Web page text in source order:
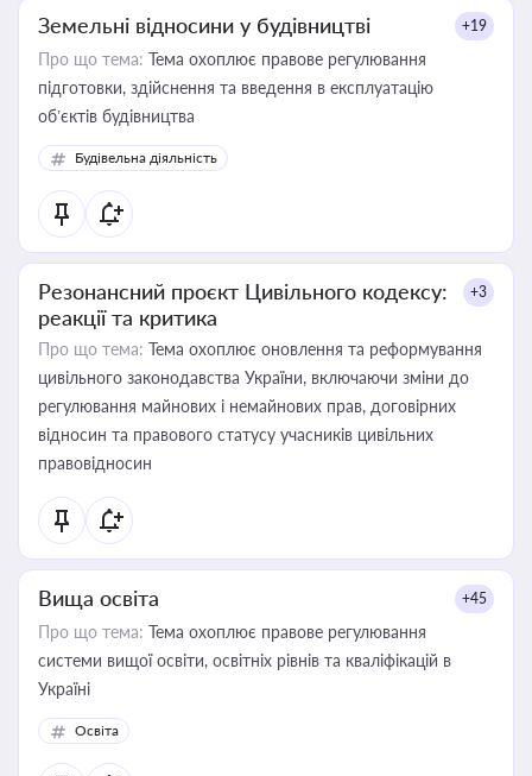
Земельні відносини у будівництві +19
Про що тема: Тема охоплює правове регулювання
підготовки, здійснення та введення в експлуатацію
об’єктів будівництва
Будівельна діяльність
Резонансний проєкт Цивільного кодексу:
реакції та критика
+3
Про що тема: Тема охоплює оновлення та реформування
цивільного законодавства України, включаючи зміни до
регулювання майнових і немайнових прав, договірних
відносин та правового статусу учасників цивільних
правовідносин
Вища освіта +45
Про що тема: Тема охоплює правове регулювання
системи вищої освіти, освітніх рівнів та кваліфікацій в
Україні
Освіта